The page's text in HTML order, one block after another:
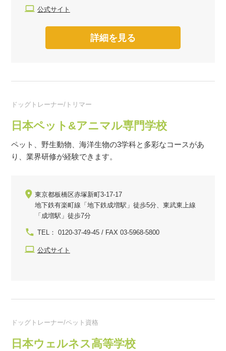
公式サイト
詳細を見る
ドッグトレーナー/トリマー
日本ペット&アニマル専門学校
ペット、野生動物、海洋生物の3学科と多彩なコースがあ
り、業界研修が経験できます。
東京都板橋区赤塚新町3-17-17
地下鉄有楽町線「地下鉄成増駅」徒歩5分、東武東上線
「成増駅」徒歩7分
TEL： 0120-37-49-45 / FAX 03-5968-5800
公式サイト
ドッグトレーナー/ペット資格
日本ウェルネス高等学校